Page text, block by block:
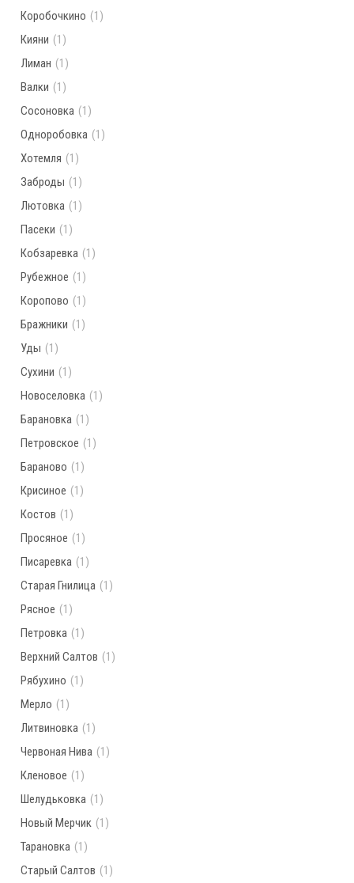
Коробочкино (1)
Кияни (1)
Лиман (1)
Валки (1)
Сосоновка (1)
Одноробовка (1)
Хотемля (1)
Заброды (1)
Лютовка (1)
Пасеки (1)
Кобзаревка (1)
Рубежное (1)
Коропово (1)
Бражники (1)
Уды (1)
Сухини (1)
Новоселовка (1)
Барановка (1)
Петровское (1)
Бараново (1)
Крисиное (1)
Костов (1)
Просяное (1)
Писаревка (1)
Старая Гнилица (1)
Рясное (1)
Петровка (1)
Верхний Салтов (1)
Рябухино (1)
Мерло (1)
Литвиновка (1)
Червоная Нива (1)
Кленовое (1)
Шелудьковка (1)
Новый Мерчик (1)
Тарановка (1)
Старый Салтов (1)